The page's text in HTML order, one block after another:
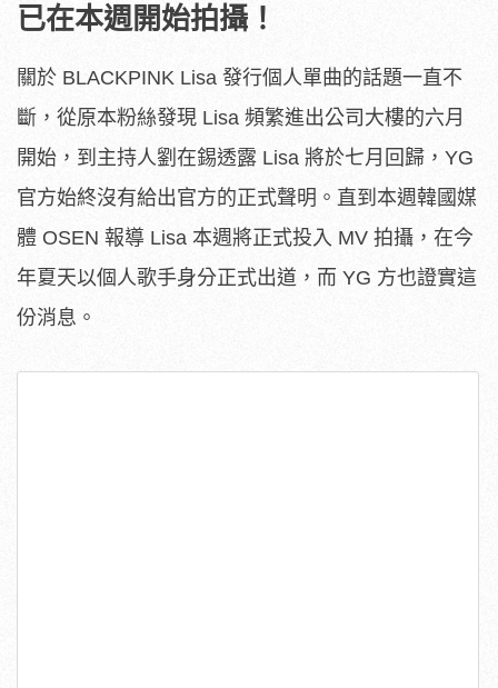
已在本週開始拍攝！
關於 BLACKPINK Lisa 發行個人單曲的話題一直不
斷，從原本粉絲發現 Lisa 頻繁進出公司大樓的六月
開始，到主持人劉在錫透露 Lisa 將於七月回歸，YG
官方始終沒有給出官方的正式聲明。直到本週韓國媒
體 OSEN 報導 Lisa 本週將正式投入 MV 拍攝，在今
年夏天以個人歌手身分正式出道，而 YG 方也證實這
份消息。